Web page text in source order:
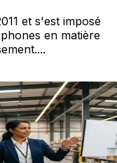
et s'est imposé
en matière